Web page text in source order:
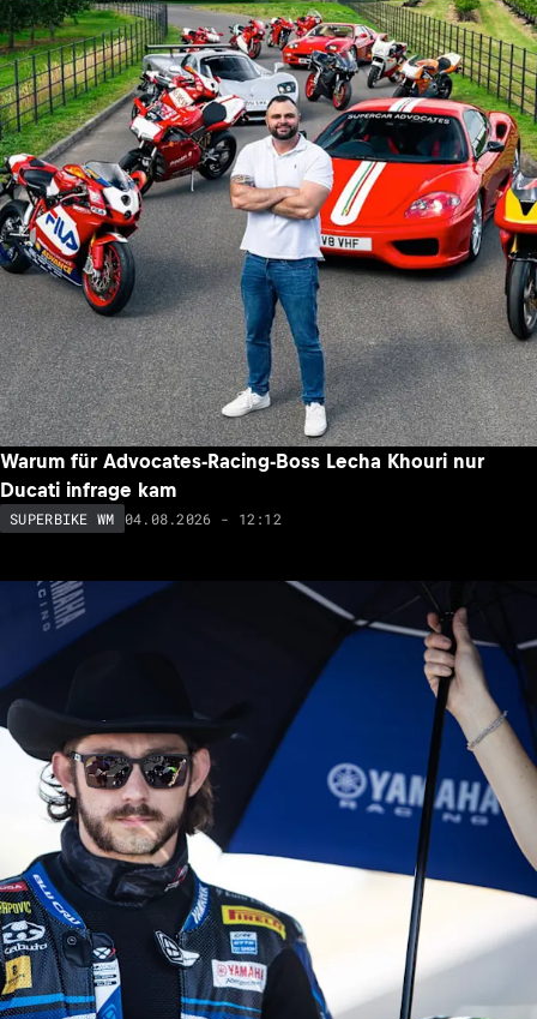
Warum für Advocates-Racing-Boss Lecha Khouri nur
Ducati infrage kam
SUPERBIKE WM 04.08.2026 - 12:12